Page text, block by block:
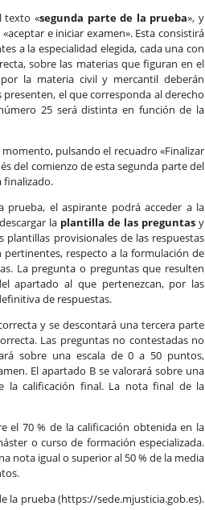
texto «segunda parte de la prueba», y
e iniciar examen». Esta consistirá
a la especialidad elegida, cada una con
sobre las materias que figuran en el
la materia civil y mercantil deberán
el que corresponda al derecho
25 será distinta en función de la
pulsando el recuadro «Finalizar
del comienzo de esta segunda parte del
finalizado.
el aspirante podrá acceder a la
la plantilla de las preguntas y
provisionales de las respuestas
respecto a la formulación de
La pregunta o preguntas que resulten
apartado al que pertenezcan, por las
de respuestas.
y se descontará una tercera parte
Las preguntas no contestadas no
sobre una escala de 0 a 50 puntos,
El apartado B se valorará sobre una
la calificación final. La nota final de la
el 70 % de la calificación obtenida en la
o curso de formación especializada.
nota igual o superior al 50 % de la media
la prueba (https://sede.mjusticia.gob.es).